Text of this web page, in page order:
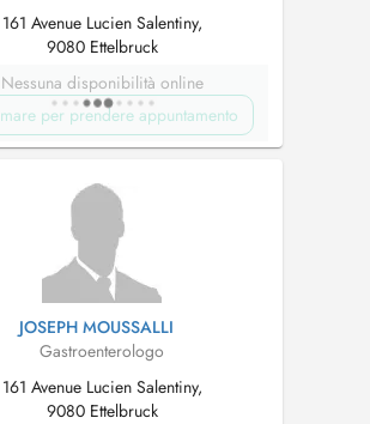
161 Avenue Lucien Salentiny,
9080 Ettelbruck
Nessuna disponibilità online
per prendere appuntamento
JOSEPH MOUSSALLI
Gastroenterologo
161 Avenue Lucien Salentiny,
9080 Ettelbruck